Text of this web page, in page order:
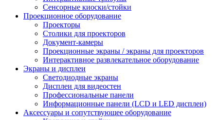
Сенсорные киоски/стойки
Проекционное оборудование
Проекторы
Столики для проекторов
Документ-камеры
Проекционные экраны / экраны для проекторов
Интерактивное развлекательное оборудование
Экраны и дисплеи
Светодиодные экраны
Дисплеи для видеостен
Профессиональные панели
Информационные панели (LCD и LED дисплеи)
Аксессуары и сопутствующее оборудование